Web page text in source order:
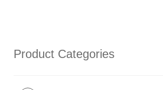
Product Categories